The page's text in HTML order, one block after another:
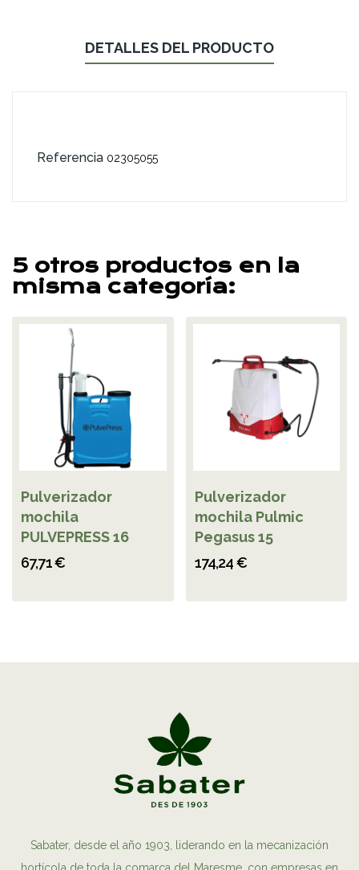
DETALLES DEL PRODUCTO
Referencia 02305055
5 otros productos en la
misma categoría:
Pulverizador
mochila
PULVEPRESS 16
67,71 €
Pulverizador
mochila Pulmic
Pegasus 15
174,24 €
Sabater, desde el año 1903, liderando en la mecanización